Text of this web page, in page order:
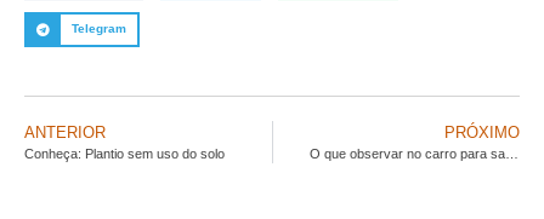
Telegram
ANTERIOR
Conheça: Plantio sem uso do solo
PRÓXIMO
O que observar no carro para saber a hora da manutenção